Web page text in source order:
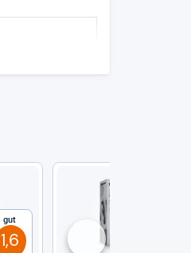
Gut
1,6 nächste